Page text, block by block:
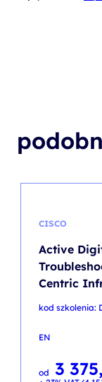
CISCO
Active
Centric
kod szkolenia:
EN
od 3